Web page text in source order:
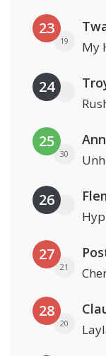
23
19 My
24
25
30
26
27
21
28
20